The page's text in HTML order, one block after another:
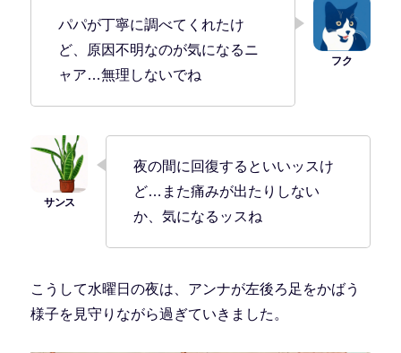
パパが丁寧に調べてくれたけ
ど、原因不明なのが気になるニ
ャア…無理しないでね
夜の間に回復するといいッスけ
ど…また痛みが出たりしない
か、気になるッスね
こうして水曜日の夜は、アンナが左後ろ足をかばう
様子を見守りながら過ぎていきました。